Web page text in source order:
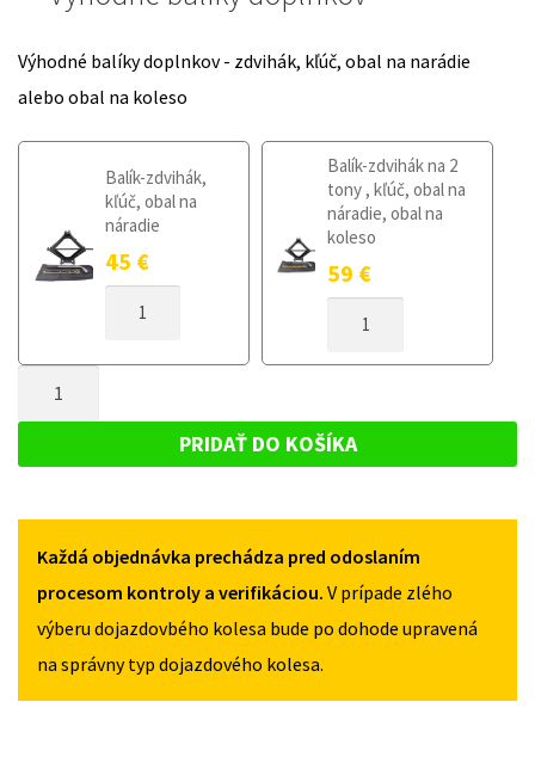
Výhodné balíky doplnkov - zdvihák, kľúč, obal na narádie
alebo obal na koleso
Balík-zdvihák,
kľúč, obal na
náradie
45 €
DOJAZDOVÉ
NISSAN
II
2017
Balík-zdvihák na 2
tony , kľúč, obal na
náradie, obal na
koleso
59 €
DOJAZDOVÉ
II
OD
5X114,3
NISSAN
OD
2017
125/80R17
PRIDAŤ DO KOŠÍKA
Každá objednávka prechádza pred odoslaním
procesom kontroly a verifikáciou. V prípade zlého
výberu dojazdovbého kolesa bude po dohode upravená
na správny typ dojazdového kolesa.